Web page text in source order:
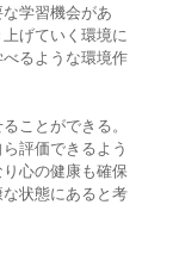
学習機会があ
げていく環境に
るような環境作
ことができる。
評価できるよう
心の健康も確保
状態にあると考